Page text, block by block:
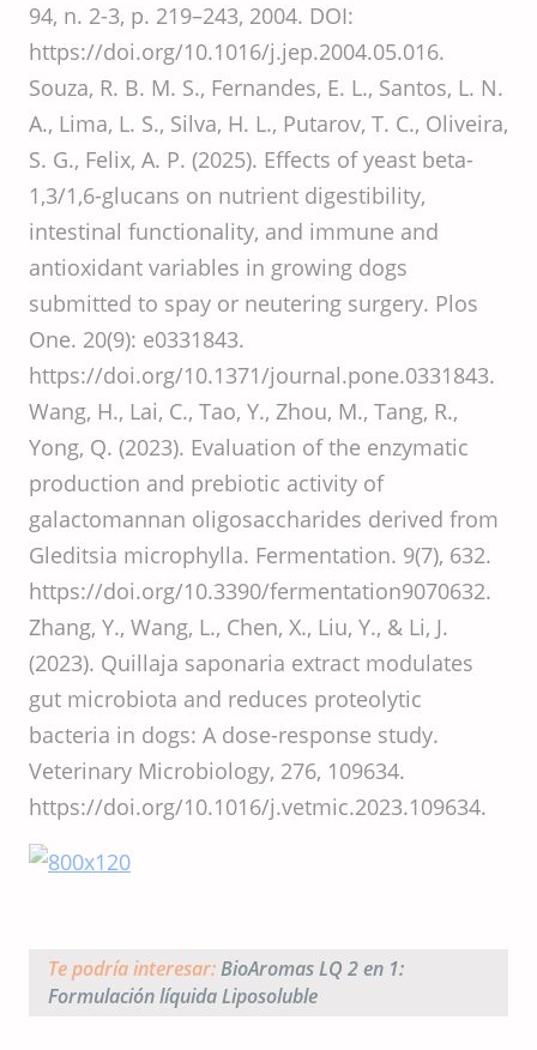
94, n. 2-3, p. 219–243, 2004. DOI:
https://doi.org/10.1016/j.jep.2004.05.016.
Souza, R. B. M. S., Fernandes, E. L., Santos, L. N.
A., Lima, L. S., Silva, H. L., Putarov, T. C., Oliveira,
S. G., Felix, A. P. (2025). Effects of yeast beta-
1,3/1,6-glucans on nutrient digestibility,
intestinal functionality, and immune and
antioxidant variables in growing dogs
submitted to spay or neutering surgery. Plos
One. 20(9): e0331843.
https://doi.org/10.1371/journal.pone.0331843.
Wang, H., Lai, C., Tao, Y., Zhou, M., Tang, R.,
Yong, Q. (2023). Evaluation of the enzymatic
production and prebiotic activity of
galactomannan oligosaccharides derived from
Gleditsia microphylla. Fermentation. 9(7), 632.
https://doi.org/10.3390/fermentation9070632.
Zhang, Y., Wang, L., Chen, X., Liu, Y., & Li, J.
(2023). Quillaja saponaria extract modulates
gut microbiota and reduces proteolytic
bacteria in dogs: A dose-response study.
Veterinary Microbiology, 276, 109634.
https://doi.org/10.1016/j.vetmic.2023.109634.
Te podría interesar:BioAromas LQ 2 en 1:
Formulación líquida Liposoluble